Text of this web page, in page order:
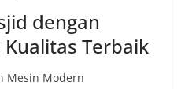
dengan
Terbaik
Mesin Modern